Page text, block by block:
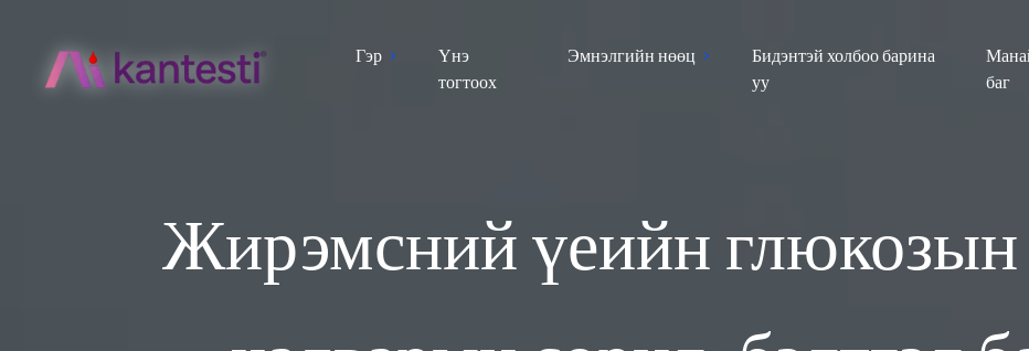
Гэр
Үнэ
тогтоох
Эмнэлгийн нөөц
Бидэнтэй холбоо барина
уу
баг
Жирэмсний үеийн глюкозын